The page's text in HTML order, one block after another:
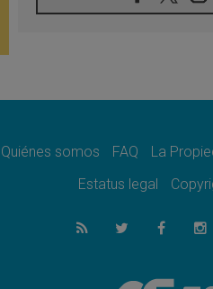
Tagle: La guerra
como misión al
SIGNIS 2026,
07.08.2026
Lanzan un
Quiénes somos FAQ La
Estatus legal